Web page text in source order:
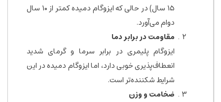
۱۵ سال) در حالی که ایزوگام دمیده کمتر از ۱۰ سال
دوام می‌آورد.
مقاومت در برابر دما
ایزوگام پلیمری در برابر سرما و گرمای شدید
انعطاف‌پذیری خوبی دارد، اما ایزوگام دمیده در این
شرایط شکننده‌تر است.
ضخامت و وزن